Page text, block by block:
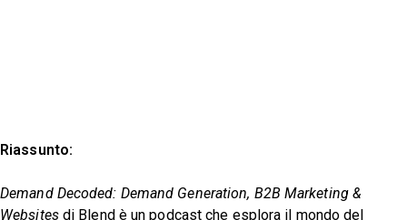
Riassunto:
Demand Decoded: Demand Generation, B2B Marketing &
Websitesdi Blend è un podcast che esplora il mondo del